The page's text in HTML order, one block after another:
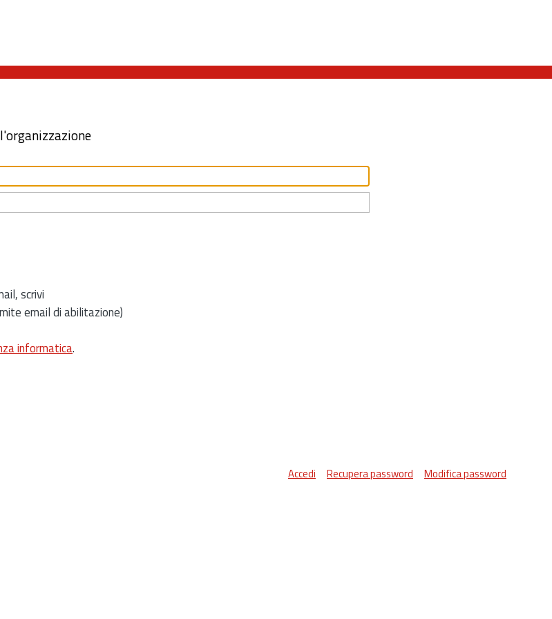
scrivi
email di abilitazione)
informatica.
Accedi Recupera password Modifica password